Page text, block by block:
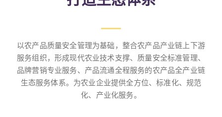
以农产品质量安全管理为基础，整合农产品产业链上下游
服务组织，形成现代农业技术支撑、质量安全标准管理、
品牌营销专业服务、产品流通全程服务的农产品全产业链
生态服务体系。为农业企业提供全方位、标准化、规范
化、产业化服务。